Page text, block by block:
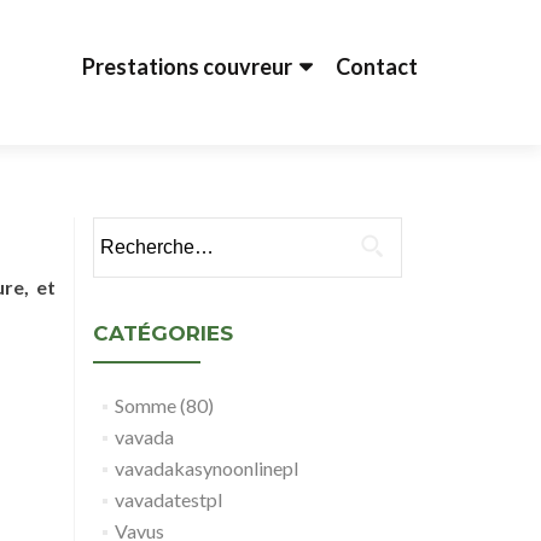
Prestations couvreur Contact
et
CATÉGORIES
Somme (80)
vavada
vavadakasynoonlinepl
vavadatestpl
Vavus